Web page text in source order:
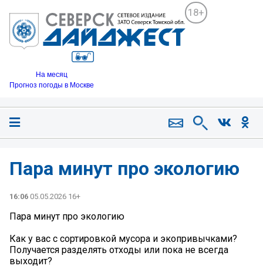
18+
На месяц
Прогноз погоды в Москве
Пара минут про экологию
16:06 05.05.2026 16+
Пара минут про экологию
Как у вас с сортировкой мусора и экопривычками?
Получается разделять отходы или пока не всегда
выходит?